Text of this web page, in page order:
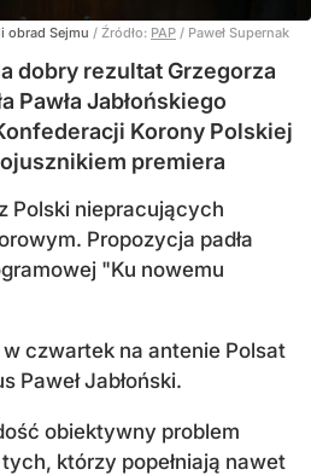
obrad Sejmu / Źródło: PAP / Paweł Supernak
dobry rezultat Grzegorza
Pawła Jabłońskiego
Korony Polskiej
premiera
Polski niepracujących
Propozycja padła
"Ku nowemu
w czwartek na antenie Polsat
Paweł Jabłoński.
obiektywny problem
tych, którzy popełniają nawet